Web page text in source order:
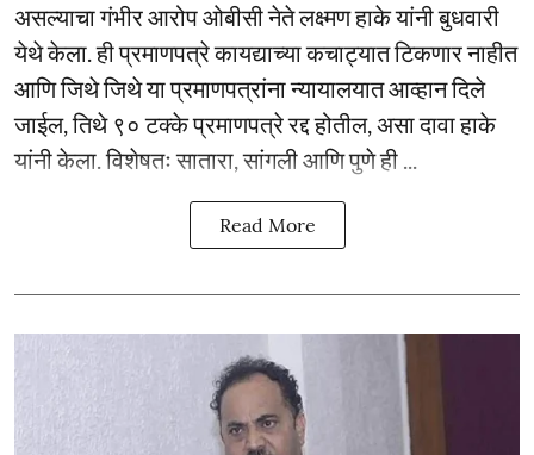
असल्याचा गंभीर आरोप ओबीसी नेते लक्ष्मण हाके यांनी बुधवारी
येथे केला. ही प्रमाणपत्रे कायद्याच्या कचाट्यात टिकणार नाहीत
आणि जिथे जिथे या प्रमाणपत्रांना न्यायालयात आव्हान दिले
जाईल, तिथे ९० टक्के प्रमाणपत्रे रद्द होतील, असा दावा हाके
यांनी केला. विशेषतः सातारा, सांगली आणि पुणे ही ...
Read More